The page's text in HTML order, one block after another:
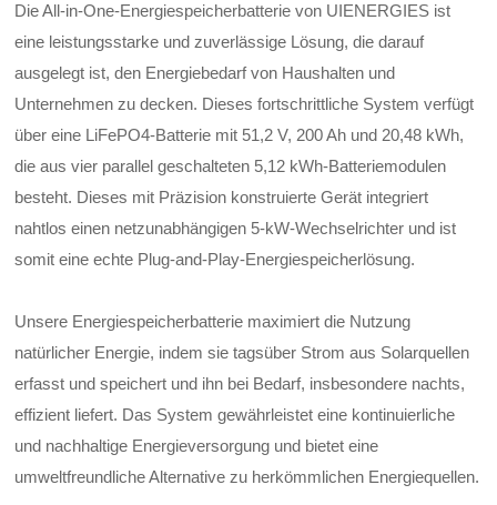
Die All-in-One-Energiespeicherbatterie von UIENERGIES ist
eine leistungsstarke und zuverlässige Lösung, die darauf
ausgelegt ist, den Energiebedarf von Haushalten und
Unternehmen zu decken. Dieses fortschrittliche System verfügt
über eine LiFePO4-Batterie mit 51,2 V, 200 Ah und 20,48 kWh,
die aus vier parallel geschalteten 5,12 kWh-Batteriemodulen
besteht. Dieses mit Präzision konstruierte Gerät integriert
nahtlos einen netzunabhängigen 5-kW-Wechselrichter und ist
somit eine echte Plug-and-Play-Energiespeicherlösung.
Unsere Energiespeicherbatterie maximiert die Nutzung
natürlicher Energie, indem sie tagsüber Strom aus Solarquellen
erfasst und speichert und ihn bei Bedarf, insbesondere nachts,
effizient liefert. Das System gewährleistet eine kontinuierliche
und nachhaltige Energieversorgung und bietet eine
umweltfreundliche Alternative zu herkömmlichen Energiequellen.